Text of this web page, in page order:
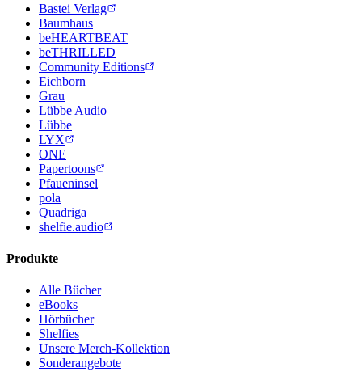
Bastei Verlag
Baumhaus
beHEARTBEAT
beTHRILLED
Community Editions
Eichborn
Grau
Lübbe Audio
Lübbe
LYX
ONE
Papertoons
Pfaueninsel
pola
Quadriga
shelfie.audio
Produkte
Alle Bücher
eBooks
Hörbücher
Shelfies
Unsere Merch-Kollektion
Sonderangebote